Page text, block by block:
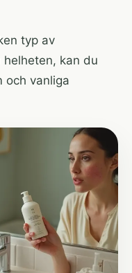
typ av
kan du
och vanliga